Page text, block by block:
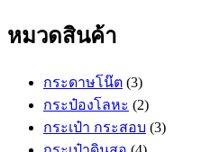
หมวดสินค้า
กระดาษโน๊ต (3)
กระป๋องโลหะ (2)
กระเป๋า กระสอบ (3)